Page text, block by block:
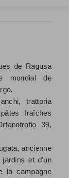
de Ragusa
mondial de
trattoria
fraîches
39,
ancienne
jardins et d'un
la campagne